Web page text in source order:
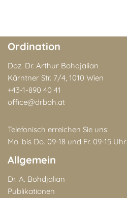
Ordination
Doz. Dr. Arthur Bohdjalian
Kärntner Str. 7/4, 1010 Wien
+43-1-890 40 41
office@drboh.at
Telefonisch erreichen Sie uns:
Mo. bis Do. 09-18 und Fr. 09-15 Uhr
Allgemein
Dr. A. Bohdjalian
Publikationen